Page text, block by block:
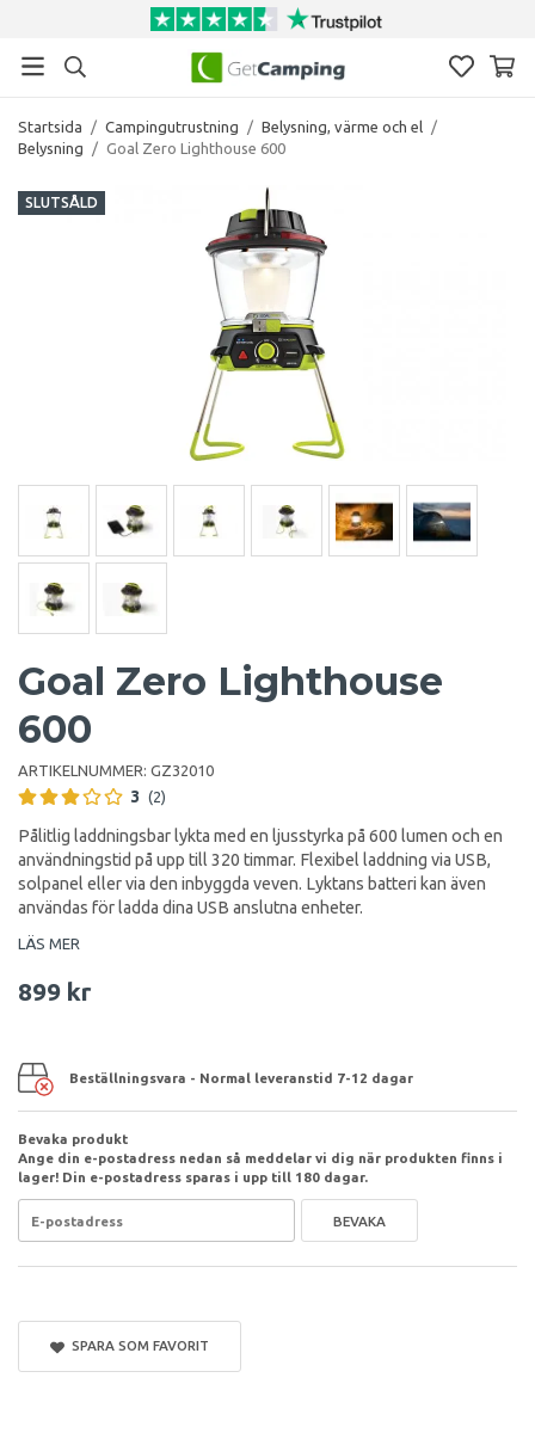
Startsida / Campingutrustning / Belysning, värme och el /
Belysning
/ Goal Zero Lighthouse 600
SLUTSÅLD
Goal Zero Lighthouse
600
ARTIKELNUMMER: GZ32010
3 (2)
Pålitlig laddningsbar lykta med en ljusstyrka på 600 lumen och en
användningstid på upp till 320 timmar. Flexibel laddning via USB,
solpanel eller via den inbyggda veven. Lyktans batteri kan även
användas för ladda dina USB anslutna enheter.
LÄS MER
899 kr
Beställningsvara - Normal leveranstid 7-12 dagar
Bevaka produkt
Ange din e-postadress nedan så meddelar vi dig när produkten finns i
lager! Din e-postadress sparas i upp till 180 dagar.
BEVAKA
SPARA SOM FAVORIT